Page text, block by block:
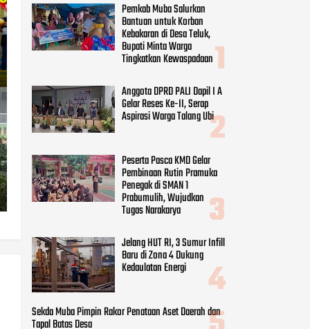
Pemkab Muba Salurkan
Bantuan untuk Korban
Kebakaran di Desa Teluk,
Bupati Minta Warga
Tingkatkan Kewaspadaan
Anggota DPRD PALI Dapil I A
Gelar Reses Ke-II, Serap
Aspirasi Warga Talang Ubi
Peserta Pasca KMD Gelar
Pembinaan Rutin Pramuka
Penegak di SMAN 1
Prabumulih, Wujudkan
Tugas Narakarya
Jelang HUT RI, 3 Sumur Infill
Baru di Zona 4 Dukung
Kedaulatan Energi
Sekda Muba Pimpin Rakor Penataan Aset Daerah dan
Tapal Batas Desa